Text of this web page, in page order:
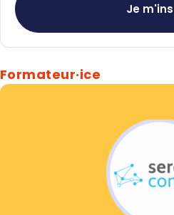
Je
Formateur·ice